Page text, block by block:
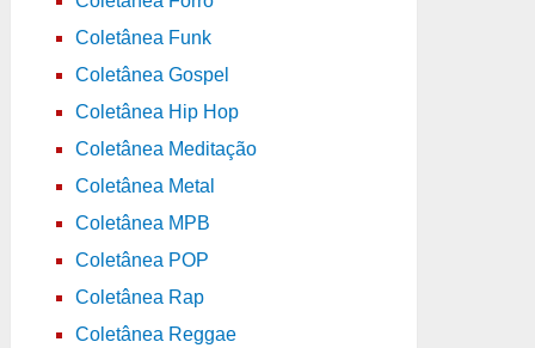
Coletânea Funk
Coletânea Gospel
Coletânea Hip Hop
Coletânea Meditação
Coletânea Metal
Coletânea MPB
Coletânea POP
Coletânea Rap
Coletânea Reggae